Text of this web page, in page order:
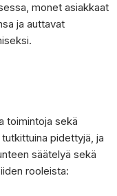
monet asiakkaat
ja auttavat
toimintoja sekä
pidettyjä, ja
säätelyä sekä
rooleista: